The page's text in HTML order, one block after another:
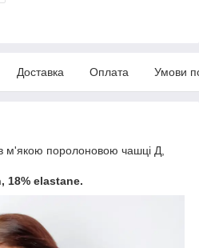
Доставка Оплата Умови
м'якою поролоновою чашці Д,
18% elastane.